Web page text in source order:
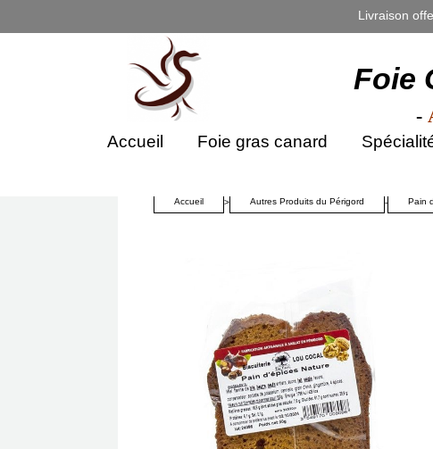
Livraison
Foie
-
Accueil Foie gras canard
Accueil > Autres Produits du Périgord - Pain